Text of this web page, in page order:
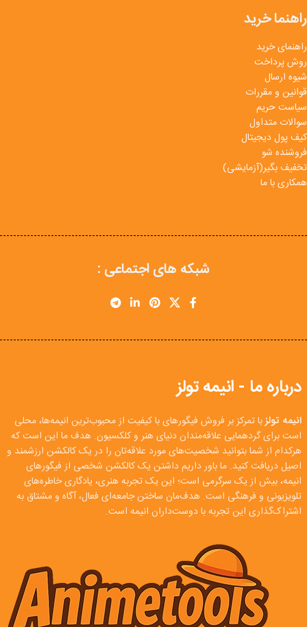
راهنما خرید
راهنمای خرید
روش پرداخت
شیوه ارسال
قوانین و مقررات
سیاست حریم
سوالات متداول
کیف پول دیجیتال
فروشنده شو
تخفیف بگیر(آزمایشی)
همکاری با ما
شبکه های اجتماعی :
درباره ما - انیمه تولز
انیمه تولزبا تمرکز بر فروش فیگورهای با کیفیت از محبوب‌ترین انیمه‌ها، محلی
است برای گردهمایی علاقه‌مندان دنیای هنر و کلکسیون. هدف ما این است که
هرکدام از شما بتوانید شخصیت‌های مورد علاقه‌تان را در یک کالکشن ارزشمند و
اصیل دریافت کنید. ما باور داریم داشتن یک کالکشن شخصی از فیگورهای
انیمه، بیش از یک سرگرمی است؛ این یک تجربه هنری، یادگاری خاطره‌های
تلویزیونی و فرهنگی است. هدف‌مان ساختن جامعه‌ای فعال، آگاه و مشتاق به
اشتراک‌گذاری این تجربه با دوست‌داران انیمه است.